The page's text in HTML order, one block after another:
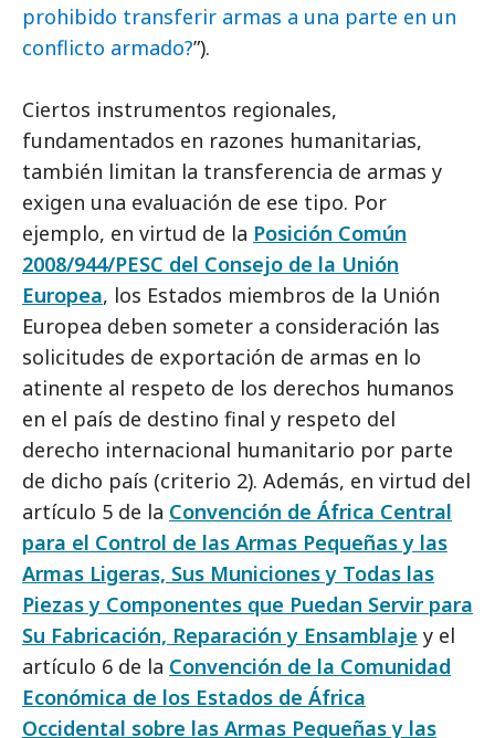
prohibido transferir armas a una parte en un
conflicto armado?”).
Ciertos instrumentos regionales,
fundamentados en razones humanitarias,
también limitan la transferencia de armas y
exigen una evaluación de ese tipo. Por
ejemplo, en virtud de la Posición Común
2008/944/PESC del Consejo de la Unión
Europea, los Estados miembros de la Unión
Europea deben someter a consideración las
solicitudes de exportación de armas en lo
atinente al respeto de los derechos humanos
en el país de destino final y respeto del
derecho internacional humanitario por parte
de dicho país (criterio 2). Además, en virtud del
artículo 5 de la Convención de África Central
para el Control de las Armas Pequeñas y las
Armas Ligeras, Sus Municiones y Todas las
Piezas y Componentes que Puedan Servir para
Su Fabricación, Reparación y Ensamblaje y el
artículo 6 de la Convención de la Comunidad
Económica de los Estados de África
Occidental sobre las Armas Pequeñas y las